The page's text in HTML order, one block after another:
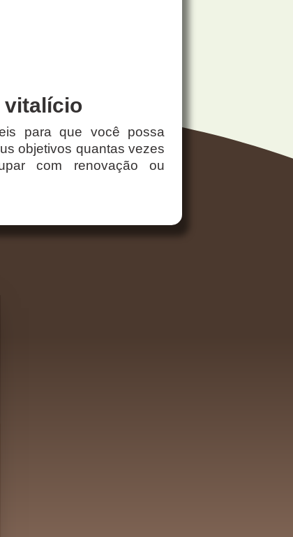
vitalício
para que você possa
objetivos quantas vezes
com renovação ou